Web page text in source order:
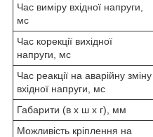
Час виміру вхідної напруги,
мс
Час корекції вихідної
напруги, мс
Час реакції на аварійну зміну
вхідної напруги, мс
Габарити (в х ш х г), мм
Можливість кріплення на